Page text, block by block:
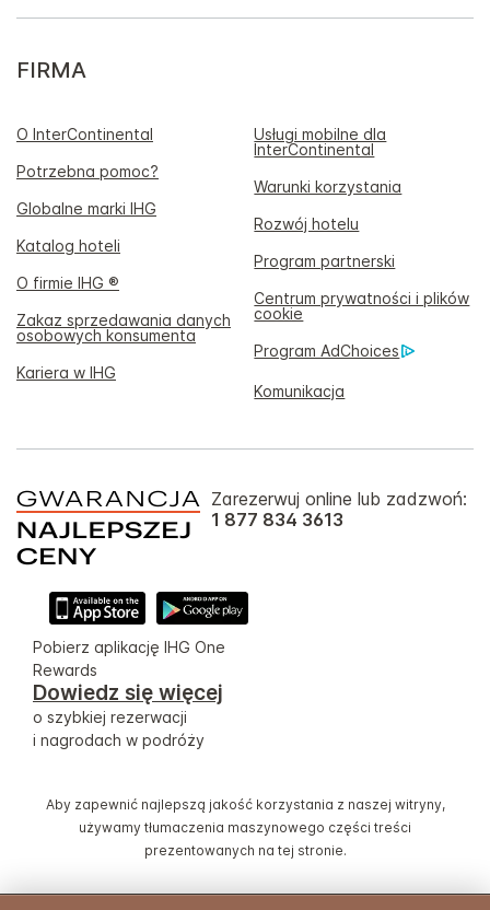
FIRMA
O InterContinental
Usługi mobilne dla
InterContinental
Potrzebna pomoc?
Warunki korzystania
Globalne marki IHG
Rozwój hotelu
Katalog hoteli
Program partnerski
O firmie IHG ®
Centrum prywatności i plików
cookie
Zakaz sprzedawania danych
osobowych konsumenta
Program AdChoices
Kariera w IHG
Komunikacja
Zarezerwuj online lub zadzwoń:
1 877 834 3613
Pobierz aplikację IHG One
Rewards
Dowiedz się więcej
o szybkiej rezerwacji
i nagrodach w podróży
Aby zapewnić najlepszą jakość korzystania z naszej witryny,
używamy tłumaczenia maszynowego części treści
prezentowanych na tej stronie.